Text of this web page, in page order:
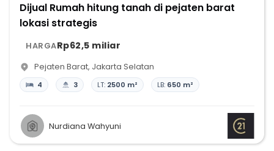
Dijual Rumah hitung tanah di pejaten barat
lokasi strategis
HARGARp62,5 miliar
Pejaten Barat, Jakarta Selatan
4 3 LT: 2500 m² LB: 650 m²
Nurdiana Wahyuni